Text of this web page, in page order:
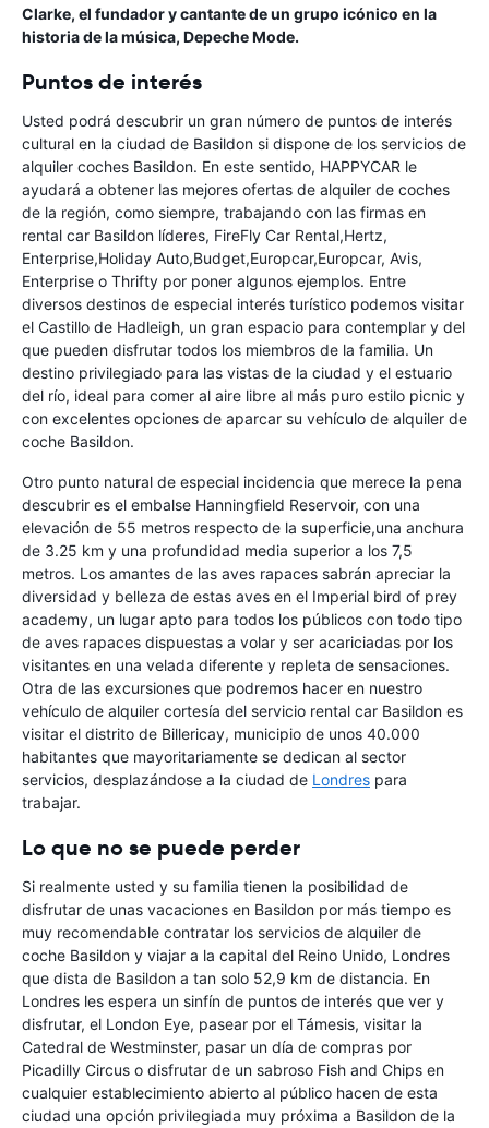
Clarke, el fundador y cantante de un grupo icónico en la
historia de la música, Depeche Mode.
Puntos de interés
Usted podrá descubrir un gran número de puntos de interés
cultural en la ciudad de Basildon si dispone de los servicios de
alquiler coches Basildon. En este sentido, HAPPYCAR le
ayudará a obtener las mejores ofertas de alquiler de coches
de la región, como siempre, trabajando con las firmas en
rental car Basildon líderes, FireFly Car Rental,Hertz,
Enterprise,Holiday Auto,Budget,Europcar,Europcar, Avis,
Enterprise o Thrifty por poner algunos ejemplos. Entre
diversos destinos de especial interés turístico podemos visitar
el Castillo de Hadleigh, un gran espacio para contemplar y del
que pueden disfrutar todos los miembros de la familia. Un
destino privilegiado para las vistas de la ciudad y el estuario
del río, ideal para comer al aire libre al más puro estilo picnic y
con excelentes opciones de aparcar su vehículo de alquiler de
coche Basildon.
Otro punto natural de especial incidencia que merece la pena
descubrir es el embalse Hanningfield Reservoir, con una
elevación de 55 metros respecto de la superficie,una anchura
de 3.25 km y una profundidad media superior a los 7,5
metros. Los amantes de las aves rapaces sabrán apreciar la
diversidad y belleza de estas aves en el Imperial bird of prey
academy, un lugar apto para todos los públicos con todo tipo
de aves rapaces dispuestas a volar y ser acariciadas por los
visitantes en una velada diferente y repleta de sensaciones.
Otra de las excursiones que podremos hacer en nuestro
vehículo de alquiler cortesía del servicio rental car Basildon es
visitar el distrito de Billericay, municipio de unos 40.000
habitantes que mayoritariamente se dedican al sector
servicios, desplazándose a la ciudad de Londres para
trabajar.
Lo que no se puede perder
Si realmente usted y su familia tienen la posibilidad de
disfrutar de unas vacaciones en Basildon por más tiempo es
muy recomendable contratar los servicios de alquiler de
coche Basildon y viajar a la capital del Reino Unido, Londres
que dista de Basildon a tan solo 52,9 km de distancia. En
Londres les espera un sinfín de puntos de interés que ver y
disfrutar, el London Eye, pasear por el Támesis, visitar la
Catedral de Westminster, pasar un día de compras por
Picadilly Circus o disfrutar de un sabroso Fish and Chips en
cualquier establecimiento abierto al público hacen de esta
ciudad una opción privilegiada muy próxima a Basildon de la